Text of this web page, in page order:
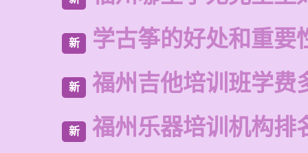
新 学古筝的好处和重要
新 福州吉他培训班学费
新 福州乐器培训机构排